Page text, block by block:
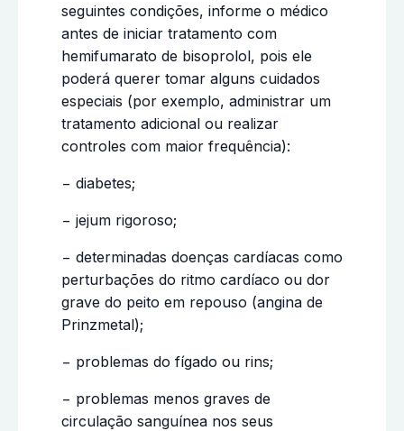
seguintes condições, informe o médico
antes de iniciar tratamento com
hemifumarato de bisoprolol, pois ele
poderá querer tomar alguns cuidados
especiais (por exemplo, administrar um
tratamento adicional ou realizar
controles com maior frequência):
− diabetes;
− jejum rigoroso;
− determinadas doenças cardíacas como
perturbações do ritmo cardíaco ou dor
grave do peito em repouso (angina de
Prinzmetal);
− problemas do fígado ou rins;
− problemas menos graves de
circulação sanguínea nos seus